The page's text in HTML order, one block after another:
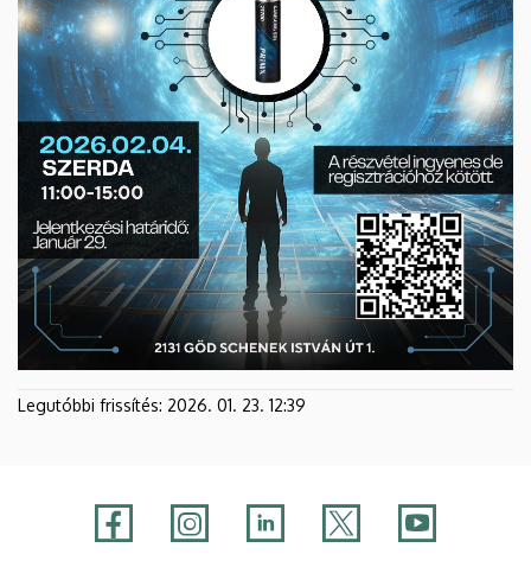
Legutóbbi frissítés: 2026. 01. 23. 12:39